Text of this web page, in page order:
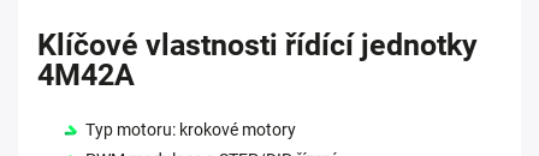
Klíčové vlastnosti řídící jednotky
4M42A
Typ motoru: krokové motory